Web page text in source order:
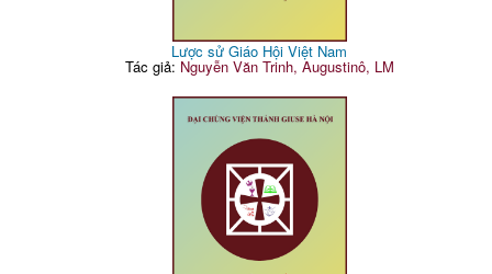
Lược sử Giáo Hội Việt Nam
Tác giả: Nguyễn Văn Trinh, Augustinô, LM